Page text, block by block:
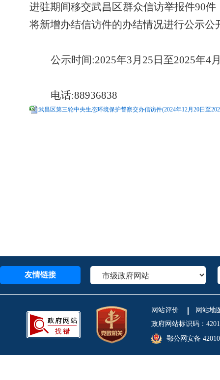
进驻期间移交武昌区群众信访举报件90件
将新增办结信访件的办结情况进行公示公
公示时间:2025年3月 25 日至2025年4
电话:88936838
武昌区第三轮中央生态环境保护督察交办信访件(2024年12月20日至
友情链接
网站评价
网站地
政府网站标识码：
鄂公网安备